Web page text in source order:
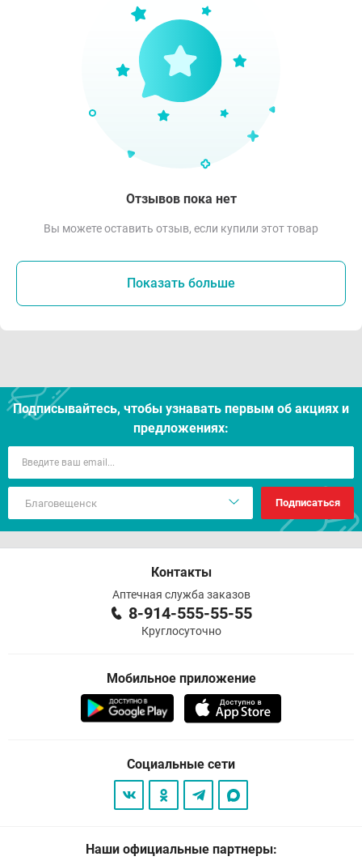
Отзывов пока нет
Вы можете оставить отзыв, если купили этот товар
Показать больше
Подписывайтесь, чтобы узнавать первым об акцияx и
предложениях:
Подписаться
Контакты
Аптечная служба заказов
8-914-555-55-55
Круглосуточно
Мобильное приложение
Социальные сети
Наши официальные партнеры: